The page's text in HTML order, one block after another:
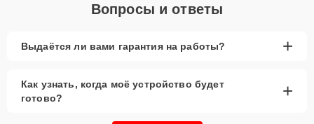
Вопросы и ответы
Выдаётся ли вами гарантия на работы? +
Как узнать, когда моё устройство будет
готово?
+